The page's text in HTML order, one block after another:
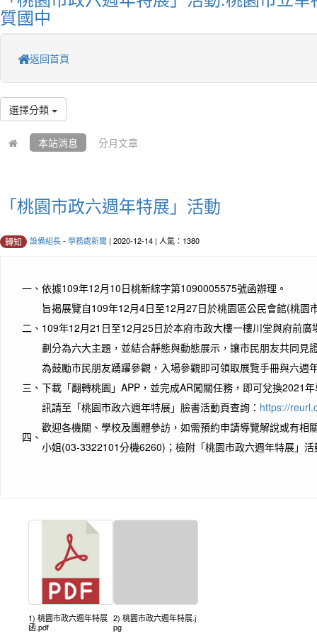
質國中
返回首頁
選擇分類
本站消息 分月文章
「桃園市政六週年特展」活動
轉知 設備組長- 學務處新聞 | 2020-12-14 | 人氣：1380
一、 依據109年12月10日桃新綜字第1090005575號函辦理。
二、
旨揭展覽自109年12月4日至12月27日於桃園區公民會館(桃園
109年12月21日至12月25日於本府市政大樓一樓川堂與府前廣
劃分為六大主題，並結合靜態與動態展示，讓市民朋友共同見
三、
為鼓勵市民朋友踴躍參觀，入場參觀即可領取展覽手冊與六週
下載「翻轉桃園」APP，並完成AR闖關任務，即可兌換2021
訊請至「桃園市政六週年特展」臉書活動頁查詢： https://
四、
歡迎各機關、學校及團體參訪，如需預約申請導覽解說或有相
小姐(03-3322101分機6260)；檢附「桃園市政六週年特展」
1) 桃園市政六週年特展
函.pdf
2) 桃園市政六週年特展.j
pg